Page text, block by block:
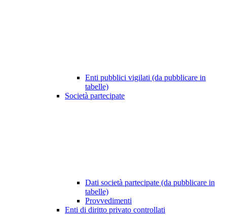
Enti pubblici vigilati (da pubblicare in
tabelle)
Società partecipate
Dati società partecipate (da pubblicare in
tabelle)
Provvedimenti
Enti di diritto privato controllati